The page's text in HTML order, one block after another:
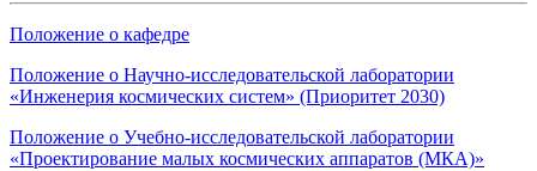
Положение о кафедре
Положение о Научно-исследовательской лаборатории
«Инженерия космических систем» (Приоритет 2030)
Положение о Учебно-исследовательской лаборатории
«Проектирование малых космических аппаратов (МКА)»